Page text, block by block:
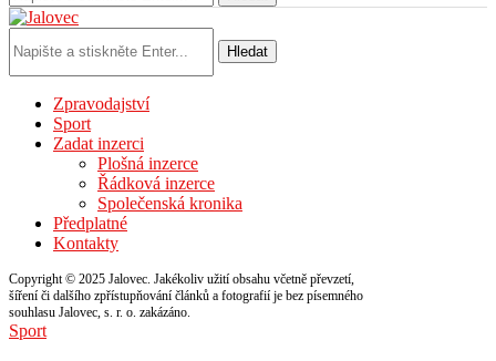
Hledat
Zpravodajství
Sport
Zadat inzerci
Plošná inzerce
Řádková inzerce
Společenská kronika
Předplatné
Kontakty
Copyright © 2025 Jalovec. Jakékoliv užití obsahu včetně převzetí,
šíření či dalšího zpřístupňování článků a fotografií je bez písemného
souhlasu Jalovec, s. r. o. zakázáno.
Sport